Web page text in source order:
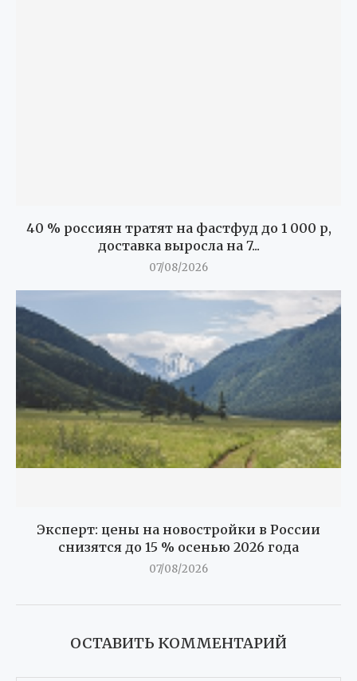
40 % россиян тратят на фастфуд до 1 000 р,
доставка выросла на 7...
07/08/2026
Эксперт: цены на новостройки в России
снизятся до 15 % осенью 2026 года
07/08/2026
ОСТАВИТЬ КОММЕНТАРИЙ